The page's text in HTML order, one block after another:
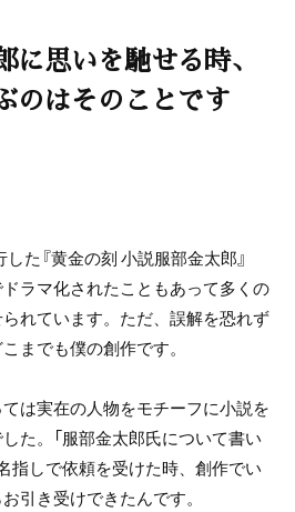
思いを馳せる時、
のはそのことです
た『黄金の刻 小説服部金太郎』
ラマ化されたこともあって多くの
れています。ただ、誤解を恐れず
までも僕の創作です。
は実在の人物をモチーフに小説を
た。「服部金太郎氏について書い
指しで依頼を受けた時、創作でい
引き受けできたんです。